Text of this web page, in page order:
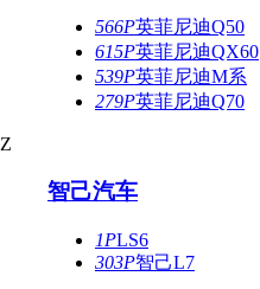
566P英菲尼迪Q50
615P英菲尼迪QX60
539P英菲尼迪M系
279P英菲尼迪Q70
Z
智己汽车
1PLS6
303P智己L7